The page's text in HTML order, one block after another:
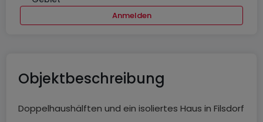
Anmelden
Objektbeschreibung
Doppelhaushälften und ein isoliertes Haus in Filsdorf